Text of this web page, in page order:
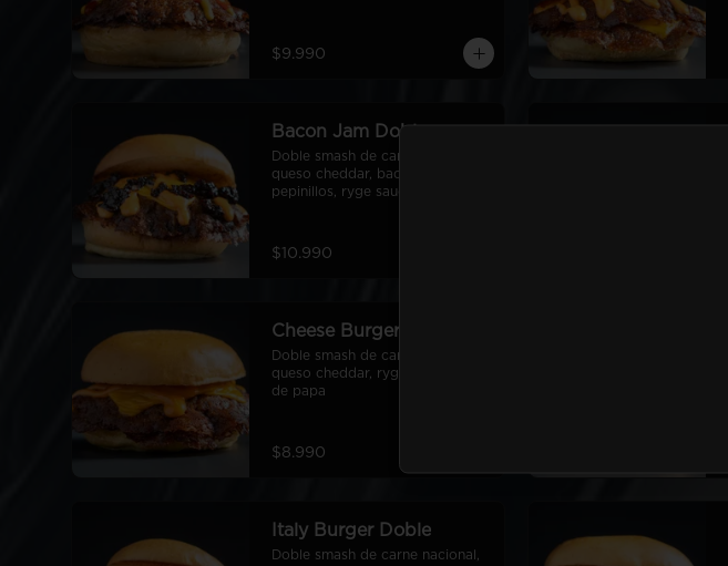
$9.990
Bacon Jam Doble
Doble smash de carne nacional,
queso cheddar, bacon Jam,
pepinillos, ryge sauce, pan de
$10.990
Cheese Burger Doble
Doble smash de carne nacional,
queso cheddar, ryge sauce, pan
de papa
$8.990
Italy Burger Doble
Doble smash de carne nacional,